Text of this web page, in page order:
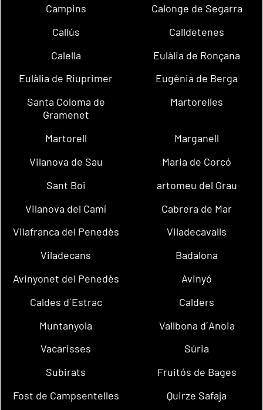
Campins
Calonge de Segarra
Callús
Calldetenes
Calella
Eulàlia de Ronçana
Eulàlia de Riuprimer
Eugènia de Berga
Santa Coloma de
Gramenet
Martorelles
Martorell
Marganell
Vilanova de Sau
Maria de Corcó
Sant Boi
artomeu del Grau
Vilanova del Camí
Cabrera de Mar
Vilafranca del Penedès
Viladecavalls
Viladecans
Badalona
Avinyonet del Penedès
Avinyó
Caldes d´Estrac
Calders
Muntanyola
Vallbona d´Anoia
Vacarisses
Súria
Subirats
Fruitós de Bages
Fost de Campsentelles
Quirze Safaja